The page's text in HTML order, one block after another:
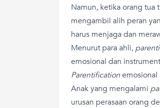
Namun, ketika orang tua
mengambil alih peran
harus menjaga dan
Menurut para ahli,
emosional dan
Parentificationemosional
Anak yang mengalami
urusan perasaan orang